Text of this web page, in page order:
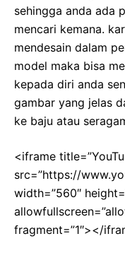
sehingga anda ada
mencari kemana.
mendesain dalam
model maka bisa
kepada diri anda
gambar yang jelas
ke baju atau
<iframe
src=”https://
width=”560″
fragment=”1″></